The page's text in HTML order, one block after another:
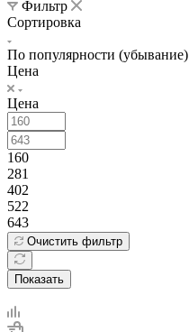
Фильтр
Сортировка
По популярности (убывание)
Цена
Цена
160
281
402
522
643
Очистить фильтр
Показать